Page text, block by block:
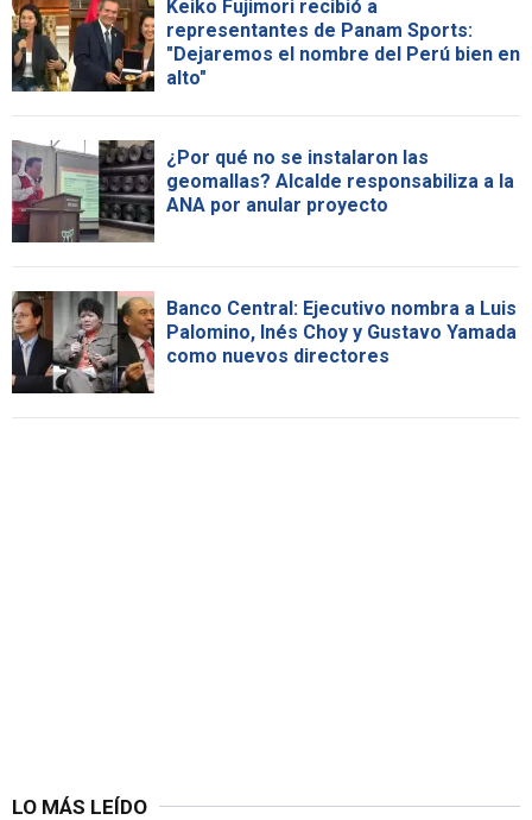
Keiko Fujimori recibió a
representantes de Panam Sports:
"Dejaremos el nombre del Perú bien en
alto"
¿Por qué no se instalaron las
geomallas? Alcalde responsabiliza a la
ANA por anular proyecto
Banco Central: Ejecutivo nombra a Luis
Palomino, Inés Choy y Gustavo Yamada
como nuevos directores
LO MÁS LEÍDO